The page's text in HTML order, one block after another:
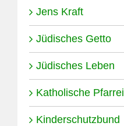
Jens Kraft
Jüdisches Getto
Jüdisches Leben
Katholische Pfarrei
Kinderschutzbund